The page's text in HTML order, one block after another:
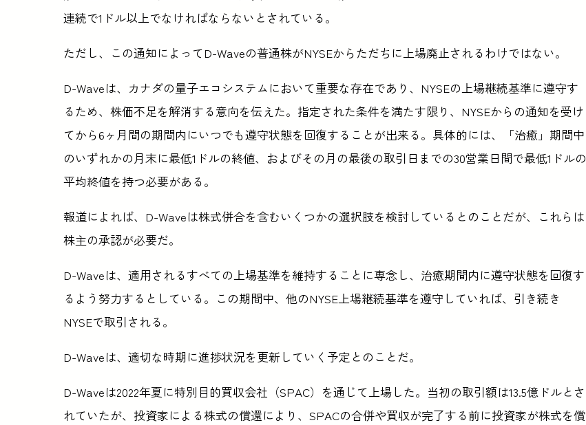
連続で1ドル以上でなければならないとされている。
ただし、この通知によってD-Waveの普通株がNYSEからただちに上場廃止されるわけではない。
D-Waveは、カナダの量子エコシステムにおいて重要な存在であり、NYSEの上場継続基準に遵守す
るため、株価不足を解消する意向を伝えた。指定された条件を満たす限り、NYSEからの通知を受け
てから6ヶ月間の期間内にいつでも遵守状態を回復することが出来る。具体的には、「治癒」期間中
のいずれかの月末に最低1ドルの終値、およびその月の最後の取引日までの30営業日間で最低1ドルの
平均終値を持つ必要がある。
報道によれば、D-Waveは株式併合を含むいくつかの選択肢を検討しているとのことだが、これらは
株主の承認が必要だ。
D-Waveは、適用されるすべての上場基準を維持することに専念し、治癒期間内に遵守状態を回復す
るよう努力するとしている。この期間中、他のNYSE上場継続基準を遵守していれば、引き続き
NYSEで取引される。
D-Waveは、適切な時期に進捗状況を更新していく予定とのことだ。
D-Waveは2022年夏に特別目的買収会社（SPAC）を通じて上場した。当初の取引額は13.5億ドルとさ
れていたが、投資家による株式の償還により、SPACの合併や買収が完了する前に投資家が株式を償